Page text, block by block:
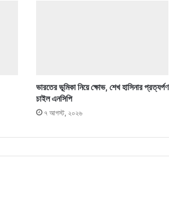
ভারতের ভূমিকা নিয়ে ক্ষোভ, শেখ হাসিনার প্রত্যর্পণ
চাইল এনসিপি
৭ আগস্ট, ২০২৬